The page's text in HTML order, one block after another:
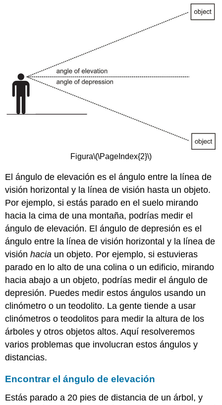
Figura\(\PageIndex{2}\)
El ángulo de elevación es el ángulo entre la línea de
visión horizontal y la línea de visión hasta un objeto.
Por ejemplo, si estás parado en el suelo mirando
hacia la cima de una montaña, podrías medir el
ángulo de elevación. El ángulo de depresión es el
ángulo entre la línea de visión horizontal y la línea de
visiónhacia un objeto. Por ejemplo, si estuvieras
parado en lo alto de una colina o un edificio, mirando
hacia abajo a un objeto, podrías medir el ángulo de
depresión. Puedes medir estos ángulos usando un
clinómetro o un teodolito. La gente tiende a usar
clinómetros o teodolitos para medir la altura de los
árboles y otros objetos altos. Aquí resolveremos
varios problemas que involucran estos ángulos y
distancias.
Encontrar el ángulo de elevación
Estás parado a 20 pies de distancia de un árbol, y